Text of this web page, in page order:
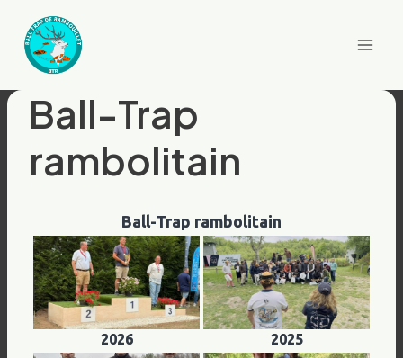
contenu
Ball-Trap
rambolitain
Ball-Trap rambolitain
2026 2025